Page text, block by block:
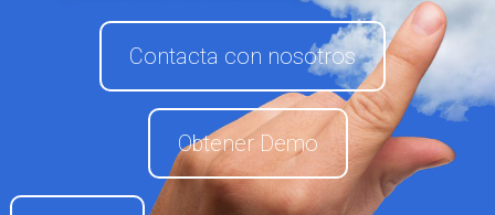
Contacta con nosotros
Obtener Demo